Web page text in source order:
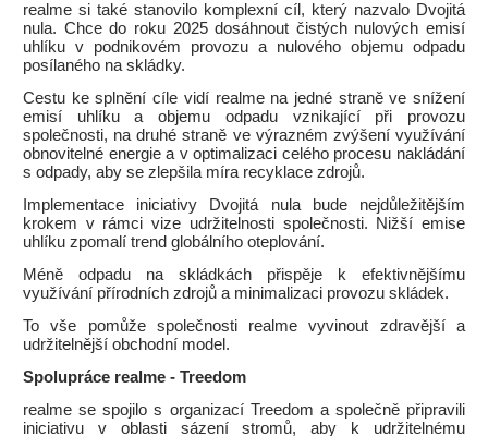
realme si také stanovilo komplexní cíl, který nazvalo Dvojitá
nula. Chce do roku 2025 dosáhnout čistých nulových emisí
uhlíku v podnikovém provozu a nulového objemu odpadu
posílaného na skládky.
Cestu ke splnění cíle vidí realme na jedné straně ve snížení
emisí uhlíku a objemu odpadu vznikající při provozu
společnosti, na druhé straně ve výrazném zvýšení využívání
obnovitelné energie a v optimalizaci celého procesu nakládání
s odpady, aby se zlepšila míra recyklace zdrojů.
Implementace iniciativy Dvojitá nula bude nejdůležitějším
krokem v rámci vize udržitelnosti společnosti. Nižší emise
uhlíku zpomalí trend globálního oteplování.
Méně odpadu na skládkách přispěje k efektivnějšímu
využívání přírodních zdrojů a minimalizaci provozu skládek.
To vše pomůže společnosti realme vyvinout zdravější a
udržitelnější obchodní model.
Spolupráce realme - Treedom
realme se spojilo s organizací Treedom a společně připravili
iniciativu v oblasti sázení stromů, aby k udržitelnému